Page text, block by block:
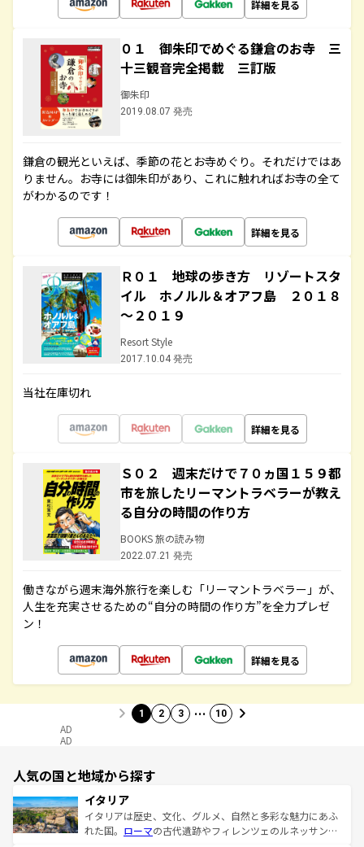
詳細を見る
０１ 御朱印でめぐる鎌倉のお寺 三
十三観音完全掲載 三訂版
御朱印
2019.08.07 発売
鎌倉の観光といえば、季節の花とお寺めぐり。それだけではあ
りません。お寺には御朱印があり、これに触れればお寺の全て
がわかるのです！
詳細を見る
Ｒ０１ 地球の歩き方 リゾートスタ
イル ホノルル＆オアフ島 ２０１８
～２０１９
Resort Style
2017.10.04 発売
当社在庫切れ
詳細を見る
Ｓ０２ 週末だけで７０ヵ国１５９都
市を旅したリーマントラベラーが教え
る自分の時間の作り方
BOOKS 旅の読み物
2022.07.21 発売
働きながら週末海外旅行を楽しむ「リーマントラベラー」が、
人生を充実させるための“自分の時間の作り方”を全力プレゼ
ン！
詳細を見る
1 2 3 … 10
AD
AD
人気の国と地域から探す
イタリア
イタリアは歴史、文化、グルメ、自然と多彩な魅力にあふ
れた国。 ローマの古代遺跡やフィレンツェのルネッサンス